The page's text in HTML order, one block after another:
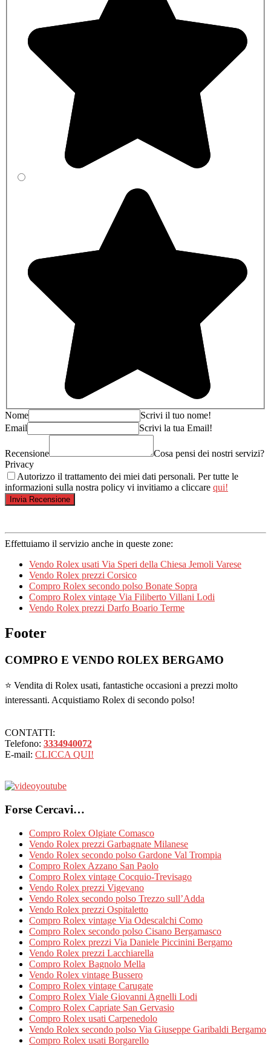
Nome
Scrivi il tuo nome!
Email
Scrivi la tua Email!
Recensione
Cosa pensi dei nostri servizi?
Privacy
Autorizzo il trattamento dei miei dati personali. Per tutte le
informazioni sulla nostra policy vi invitiamo a cliccare qui!
Effettuiamo il servizio anche in queste zone:
Vendo Rolex usati Via Speri della Chiesa Jemoli Varese
Vendo Rolex prezzi Corsico
Compro Rolex secondo polso Bonate Sopra
Compro Rolex vintage Via Filiberto Villani Lodi
Vendo Rolex prezzi Darfo Boario Terme
Footer
COMPRO E VENDO ROLEX BERGAMO
⭐ Vendita di Rolex usati, fantastiche occasioni a prezzi molto
interessanti. Acquistiamo Rolex di secondo polso!
CONTATTI:
Telefono: 3334940072
E-mail: CLICCA QUI!
Forse Cercavi…
Compro Rolex Olgiate Comasco
Vendo Rolex prezzi Garbagnate Milanese
Vendo Rolex secondo polso Gardone Val Trompia
Compro Rolex Azzano San Paolo
Compro Rolex vintage Cocquio-Trevisago
Vendo Rolex prezzi Vigevano
Vendo Rolex secondo polso Trezzo sull’Adda
Vendo Rolex prezzi Ospitaletto
Compro Rolex vintage Via Odescalchi Como
Compro Rolex secondo polso Cisano Bergamasco
Compro Rolex prezzi Via Daniele Piccinini Bergamo
Vendo Rolex prezzi Lacchiarella
Compro Rolex Bagnolo Mella
Vendo Rolex vintage Bussero
Compro Rolex vintage Carugate
Compro Rolex Viale Giovanni Agnelli Lodi
Compro Rolex Capriate San Gervasio
Compro Rolex usati Carpenedolo
Vendo Rolex secondo polso Via Giuseppe Garibaldi Bergamo
Compro Rolex usati Borgarello